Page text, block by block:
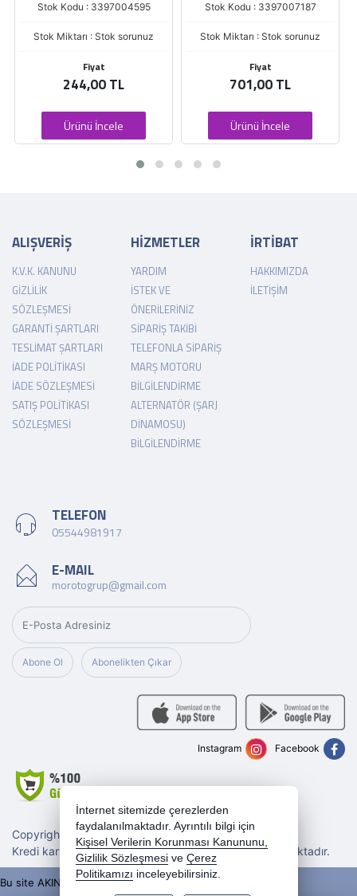
Stok Kodu : 3397004595
Stok Miktarı : Stok sorunuz
Fiyat
244,00 TL
Ürünü İncele
Stok Kodu : 3397007187
Stok Miktarı : Stok sorunuz
Fiyat
701,00 TL
Ürünü İncele
ALIŞVERİŞ
K.V.K. KANUNU
GIZLILIK
SÖZLEŞMESI
GARANTI ŞARTLARI
TESLIMAT ŞARTLARI
İADE POLITIKASI
İADE SÖZLEŞMESI
SATIŞ POLITIKASI
SÖZLEŞMESI
HİZMETLER
YARDIM
İSTEK VE
ÖNERILERINIZ
SIPARIŞ TAKIBI
TELEFONLA SIPARIŞ
MARŞ MOTORU
BILGILENDIRME
ALTERNATÖR (ŞARJ
DINAMOSU)
BILGILENDIRME
İRTİBAT
HAKKIMIZDA
İLETIŞIM
TELEFON
05544981917
E-MAIL
morotogrup@gmail.com
Abone Ol Abonelikten Çıkar
Copyright 2026 morotogrup.com - Tüm hakları saklıdır.
Kredi kartı bilgileriniz 256bit SSL sertifikası ile korunmaktadır.
Facebook
Instagram
Bu site AKINSOFT E-Ticaret ile hazırlanmıştır.
İnternet sitemizde çerezlerden
faydalanılmaktadır. Ayrıntılı bilgi için
Kişisel Verilerin Korunması Kanununu,
Gizlilik Sözleşmesi ve Çerez
Politikamızı inceleyebilirsiniz.